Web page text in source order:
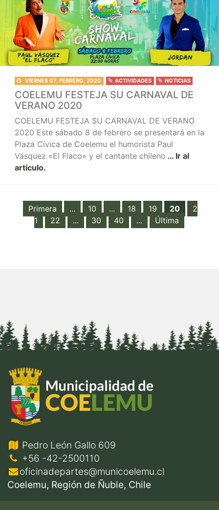
VIERNES 07, FEBRERO, 2020 ACTIVIDADES NOTICIAS
COELEMU FESTEJA SU CARNAVAL DE
VERANO 2020
COELEMU FESTEJA SU CARNAVAL DE VERANO
2020 Este sábado 8 de febrero se presentará en la
Plaza Cívica de Coelemu el humorista Paul
Vásquez «El Flaco» y el cantante chileno … Ir al
artículo.
Primera ... 10 ... 18 19 20
2
1
22 ... 30 40 ... Última
Pedro León Gallo 609
+56 -42-2500110
oficinadepartes@municoelemu.cl
Coelemu, Región de Ñuble, Chile